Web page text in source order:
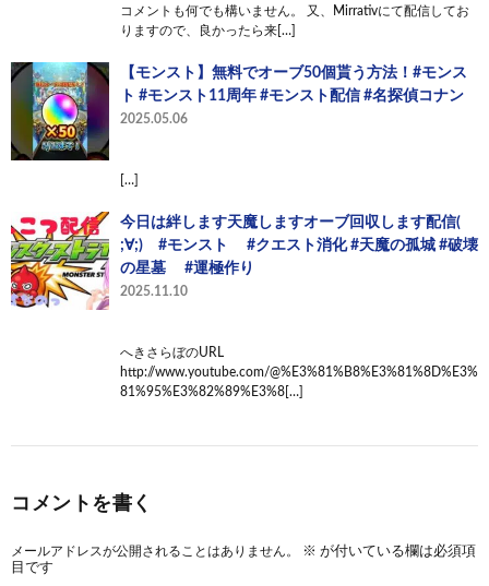
コメントも何でも構いません。 又、Mirrativにて配信してお
りますので、良かったら来[…]
【モンスト】無料でオーブ50個貰う方法！#モンス
ト #モンスト11周年 #モンスト配信 #名探偵コナン
2025.05.06
[…]
今日は絆します天魔しますオーブ回収します配信(
;∀;) #モンスト #クエスト消化 #天魔の孤城 #破壊
の星墓 #運極作り
2025.11.10
へきさらぼのURL
http://www.youtube.com/@%E3%81%B8%E3%81%8D%E3%
81%95%E3%82%89%E3%8[…]
コメントを書く
メールアドレスが公開されることはありません。 ※ が付いている欄は必須項
目です